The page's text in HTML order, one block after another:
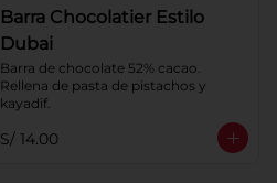
Barra Chocolatier Estilo
Dubai
Barra de chocolate 52% cacao.
Rellena de pasta de pistachos y
kayadif.
S/ 14.00